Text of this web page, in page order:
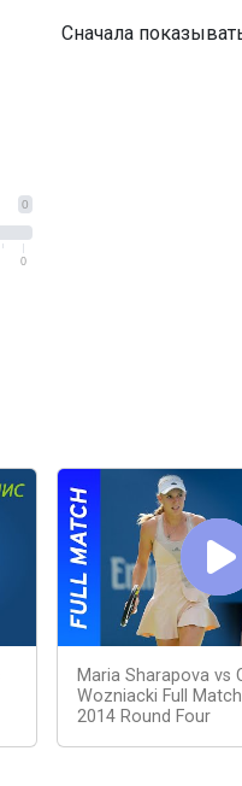
0
0
Сначала
Maria Sharapova vs
Wozniacki Full
2014 Round Four